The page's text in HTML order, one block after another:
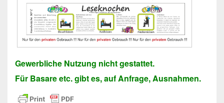
Gewerbliche Nutzung nicht gestattet.
Für Basare etc. gibt es, auf Anfrage, Ausnahmen.